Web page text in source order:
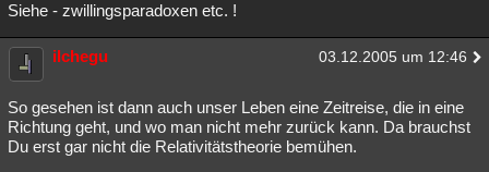
Siehe - zwillingsparadoxen etc. !
ilchegu 03.12.2005 um 12:46
So gesehen ist dann auch unser Leben eine Zeitreise, die in eine
Richtung geht, und wo man nicht mehr zurück kann. Da brauchst
Du erst gar nicht die Relativitätstheorie bemühen.